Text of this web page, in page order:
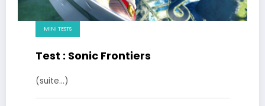
MINI TESTS
Test : Sonic Frontiers
(suite…)